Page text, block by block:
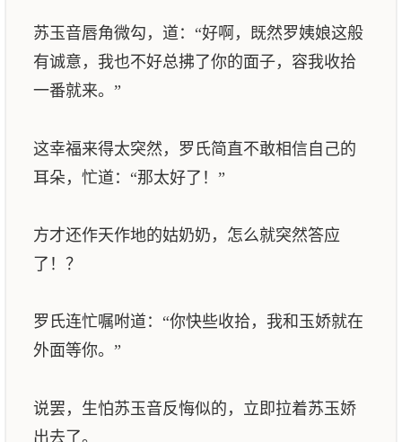
苏玉音唇角微勾，道：“好啊，既然罗姨娘这般
有诚意，我也不好总拂了你的面子，容我收拾
一番就来。”
这幸福来得太突然，罗氏简直不敢相信自己的
耳朵，忙道：“那太好了！”
方才还作天作地的姑奶奶，怎么就突然答应
了！？
罗氏连忙嘱咐道：“你快些收拾，我和玉娇就在
外面等你。”
说罢，生怕苏玉音反悔似的，立即拉着苏玉娇
出去了。